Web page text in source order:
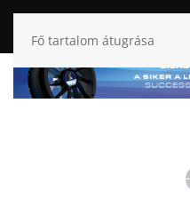
Fő tartalom átugrása